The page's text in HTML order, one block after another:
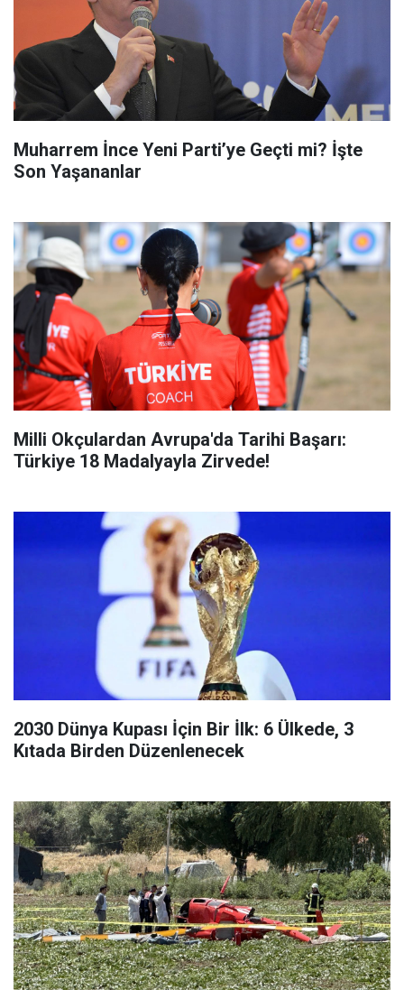
Muharrem İnce Yeni Parti’ye Geçti mi? İşte
Son Yaşananlar
Milli Okçulardan Avrupa'da Tarihi Başarı:
Türkiye 18 Madalyayla Zirvede!
2030 Dünya Kupası İçin Bir İlk: 6 Ülkede, 3
Kıtada Birden Düzenlenecek